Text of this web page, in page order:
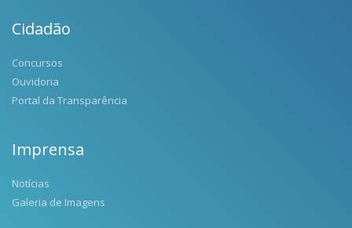
Cidadão
Concursos
Ouvidoria
Portal da Transparência
Imprensa
Notícias
Galeria de Imagens